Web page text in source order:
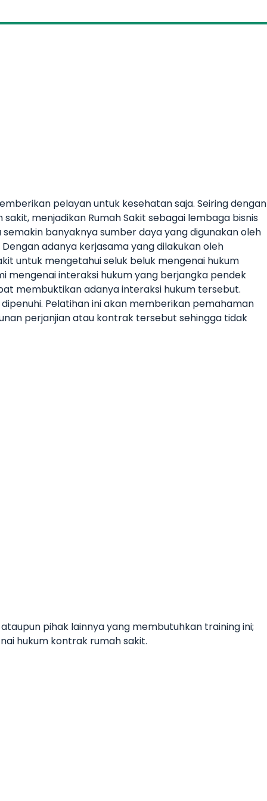
pelayan untuk kesehatan saja. Seiring dengan
menjadikan Rumah Sakit sebagai lembaga bisnis
banyaknya sumber daya yang digunakan oleh
adanya kerjasama yang dilakukan oleh
untuk mengetahui seluk beluk mengenai hukum
mengenai interaksi hukum yang berjangka pendek
membuktikan adanya interaksi hukum tersebut.
Pelatihan ini akan memberikan pemahaman
perjanjian atau kontrak tersebut sehingga tidak
pihak lainnya yang membutuhkan training ini;
hukum kontrak rumah sakit.